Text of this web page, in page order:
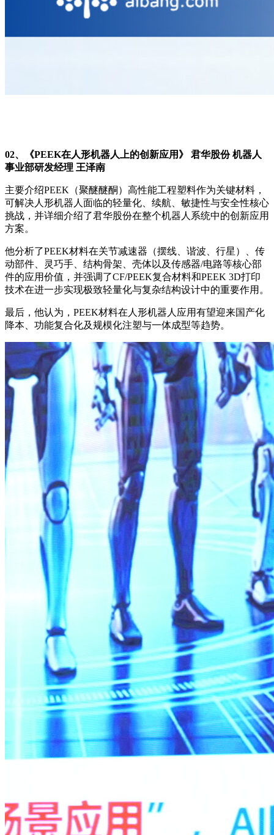
02、 《PEEK在人形机器人上的创新应用》
君华股份 机器人
事业部研发经理 王泽南
主要介绍PEEK（聚醚醚酮）高性能工程塑料作为关键材料，
可解决人形机器人面临的轻量化、续航、敏捷性与安全性核心
挑战，并详细介绍了君华股份在整个机器人系统中的创新应用
方案。
他分析了PEEK材料在关节减速器（摆线、谐波、行星）、传
动部件、灵巧手、结构骨架、壳体以及传感器/电路等核心部
件的应用价值，并强调了CF/PEEK复合材料和PEEK 3D打印
技术在进一步实现极致轻量化与复杂结构设计中的重要作用。
最后，他认为，PEEK材料在人形机器人应用有望迎来国产化
降本、功能复合化及规模化注塑与一体成型等趋势。